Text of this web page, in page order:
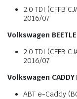
2.0 TDI (CFFB
2016/07
Volkswagen
2.0 TDI (CFFB
2016/07
Volkswagen
ABT e-Caddy